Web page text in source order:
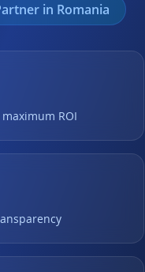
in Romania
ROI